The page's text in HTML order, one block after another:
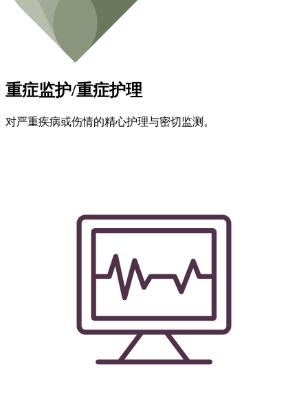
重症监护/重症护理
对严重疾病或伤情的精心护理与密切监测。